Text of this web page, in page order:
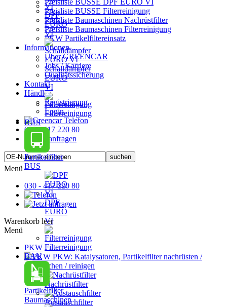
DPF
EURO
VI
Schalldämpfer
EURO
VI
Filterreinigung
BUS
Partikelfilter
BUS
DPF
EURO
VI
Filterreinigung
BAU
Partikelfilter
Baumaschinen
Preisliste BUSSE DPF EURO VI
Preisliste BUSSE Filterreinigung
Preisliste Baumaschinen Nachrüstfilter
Preisliste Baumaschinen Filterreinigung
PKW Partikelfiltereinsatz
Informationen
Über GREENCAR
Jobs / Karriere
Qualitätssicherung
Kontakt
Händler
Registrierung
Login
030 - 417 220 80
Menü
030 - 417 220 80
Warenkorb leer
Menü
PKW
PKW: Katalysatoren, Partikelfilter nachrüsten /
austauschen / reinigen
Nachrüstfilter
Austauschfilter